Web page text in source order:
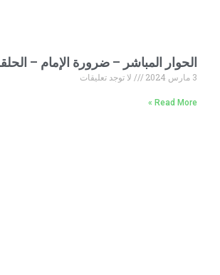
الحوار المباشر – ضرورة الإمام – الحلقة
3 مارس 2024 لا توجد تعليقات
Read More »